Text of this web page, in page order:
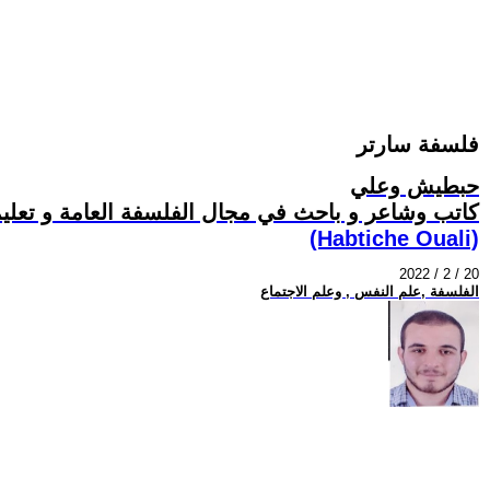
فلسفة سارتر
حبطيش وعلي
كاتب وشاعر و باحث في مجال الفلسفة العامة و
(Habtiche Ouali)
2022 / 2 / 20
الفلسفة ,علم النفس , وعلم الاجتماع